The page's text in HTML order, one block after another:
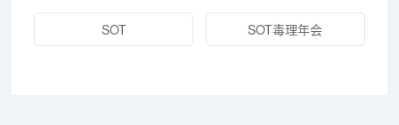
SOT SOT毒理年会